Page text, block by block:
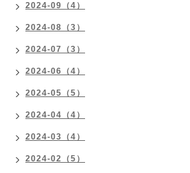
2024-09（4）
2024-08（3）
2024-07（3）
2024-06（4）
2024-05（5）
2024-04（4）
2024-03（4）
2024-02（5）